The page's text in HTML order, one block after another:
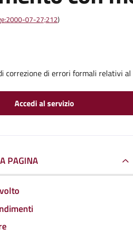
07-27;212)
correzione di errori formali relativi
Accedi al servizio
PAGINA